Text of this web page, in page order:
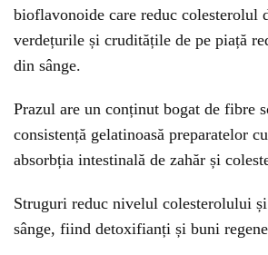
bioflavonoide care reduc colesterolul
verdețurile și cruditățile de pe piață
din sânge.
Prazul are un conținut bogat de fibre
consistență gelatinoasă preparatelor
absorbția intestinală de zahăr și
Struguri reduc nivelul colesterolului
sânge, fiind detoxifianți și buni